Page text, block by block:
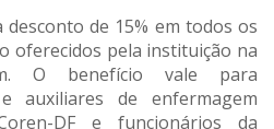
de 15% em todos os
oferecidos pela instituição na
O benefício vale para
auxiliares de enfermagem
DF e funcionários da